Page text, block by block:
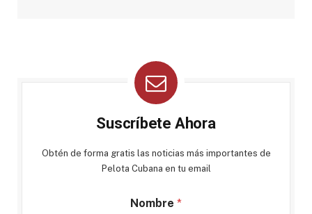
Suscríbete Ahora
Obtén de forma gratis las noticias más importantes de
Pelota Cubana en tu email
Nombre *